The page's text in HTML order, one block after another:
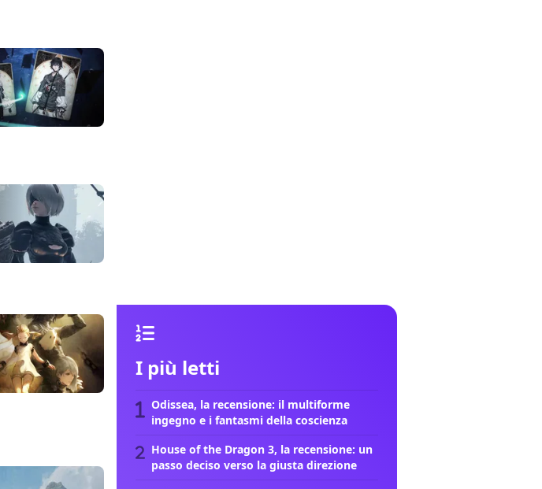
I più letti
Odissea, la recensione: il multiforme
ingegno e i fantasmi della coscienza
House of the Dragon 3, la recensione: un
passo deciso verso la giusta direzione